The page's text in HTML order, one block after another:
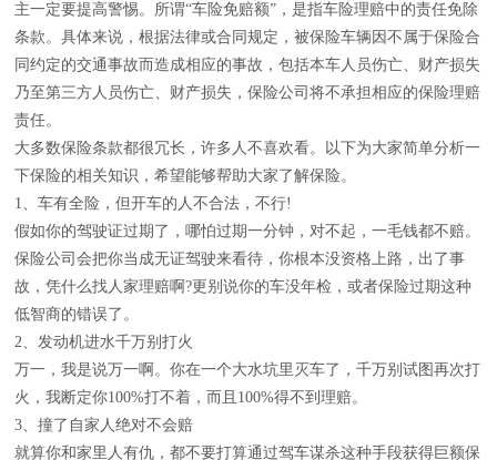
主一定要提高警惕。所谓“车险免赔额”，是指车险理赔中的责任免除
条款。具体来说，根据法律或合同规定，被保险车辆因不属于保险合
同约定的交通事故而造成相应的事故，包括本车人员伤亡、财产损失
乃至第三方人员伤亡、财产损失，保险公司将不承担相应的保险理赔
责任。
大多数保险条款都很冗长，许多人不喜欢看。以下为大家简单分析一
下保险的相关知识，希望能够帮助大家了解保险。
1、车有全险，但开车的人不合法，不行!
假如你的驾驶证过期了，哪怕过期一分钟，对不起，一毛钱都不赔。
保险公司会把你当成无证驾驶来看待，你根本没资格上路，出了事
故，凭什么找人家理赔啊?更别说你的车没年检，或者保险过期这种
低智商的错误了。
2、发动机进水千万别打火
万一，我是说万一啊。你在一个大水坑里灭车了，千万别试图再次打
火，我断定你100%打不着，而且100%得不到理赔。
3、撞了自家人绝对不会赔
就算你和家里人有仇，都不要打算通过驾车谋杀这种手段获得巨额保